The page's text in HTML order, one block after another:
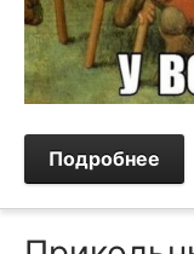
Подробнее